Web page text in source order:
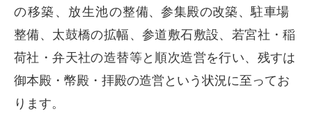
の移築、放生池の整備、参集殿の改築、駐車場
整備、太鼓橋の拡幅、参道敷石敷設、若宮社・稲
荷社・弁天社の造替等と順次造営を行い、 残すは
御本殿・幣殿・拝殿の造営という状況に至ってお
ります。